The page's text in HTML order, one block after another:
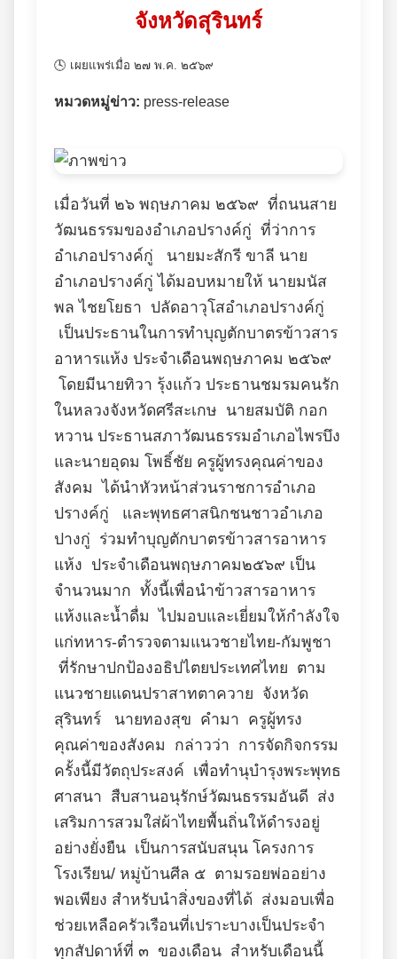
จังหวัดสุรินทร์
🕓 เผยแพร่เมื่อ ๒๗ พ.ค. ๒๕๖๙
หมวดหมู่ข่าว: press-release
เมื่อวันที่ ๒๖ พฤษภาคม ๒๕๖๙ ที่ถนนสาย
วัฒนธรรมของอำเภอปรางค์กู่ ที่ว่าการ
อำเภอปรางค์กู่ นายมะสักรี ขาลี นาย
อำเภอปรางค์กู่ ได้มอบหมายให้ นายมนัส
พล ไชยโยธา ปลัดอาวุโสอำเภอปรางค์กู่
เป็นประธานในการทำบุญตักบาตรข้าวสาร
อาหารแห้ง ประจำเดือนพฤษภาคม ๒๕๖๙
โดยมีนายทิวา รุ้งแก้ว ประธานชมรมคนรัก
ในหลวงจังหวัดศรีสะเกษ นายสมบัติ กอก
หวาน ประธานสภาวัฒนธรรมอำเภอไพรบึง
และนายอุดม โพธิ์ชัย ครูผู้ทรงคุณค่าของ
สังคม ได้นำหัวหน้าส่วนราชการอำเภอ
ปรางค์กู่ และพุทธศาสนิกชนชาวอำเภอ
ปางกู่ ร่วมทำบุญตักบาตรข้าวสารอาหาร
แห้ง ประจำเดือนพฤษภาคม๒๕๖๙ เป็น
จำนวนมาก ทั้งนี้เพื่อนำข้าวสารอาหาร
แห้งและน้ำดื่ม ไปมอบและเยี่ยมให้กำลังใจ
แก่ทหาร-ตำรวจตามแนวชายไทย-กัมพูชา
ที่รักษาปกป้องอธิปไตยประเทศไทย ตาม
แนวชายแดนปราสาทตาควาย จังหวัด
สุรินทร์ นายทองสุข คำมา ครูผู้ทรง
คุณค่าของสังคม กล่าวว่า การจัดกิจกรรม
ครั้งนี้มีวัตถุประสงค์ เพื่อทำนุบำรุงพระพุทธ
ศาสนา สืบสานอนุรักษ์วัฒนธรรมอันดี ส่ง
เสริมการสวมใส่ผ้าไทยพื้นถิ่นให้ดำรงอยู่
อย่างยั่งยืน เป็นการสนับสนุน โครงการ
โรงเรียน/ หมู่บ้านศีล ๕ ตามรอยพ่ออย่าง
พอเพียง สำหรับนำสิ่งของที่ได้ ส่งมอบเพื่อ
ช่วยเหลือครัวเรือนที่เปราะบางเป็นประจำ
ทุกสัปดาห์ที่ ๓ ของเดือน สำหรับเดือนนี้